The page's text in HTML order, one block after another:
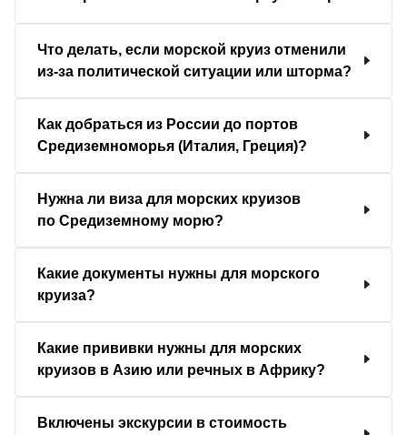
Что делать, если морской круиз отменили
из-за политической ситуации или шторма?
Как добраться из России до портов
Средиземноморья (Италия, Греция)?
Нужна ли виза для морских круизов
по Средиземному морю?
Какие документы нужны для морского
круиза?
Какие прививки нужны для морских
круизов в Азию или речных в Африку?
Включены экскурсии в стоимость